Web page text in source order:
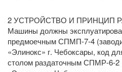
2 УСТРОЙСТВО И ПРИНЦИП
Машины должны
предмоечным СПМП-7-4
«Элинокс» г. Чебоксары, код
столом раздаточным СПМР-6-2